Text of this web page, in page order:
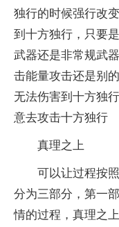
独行的时候强行改
到十方独行，只要
武器还是非常规武
击能量攻击还是别
无法伤害到十方独
意去攻击十方独行
真理之上
可以让过程按
分为三部分，第一
情的过程，真理之